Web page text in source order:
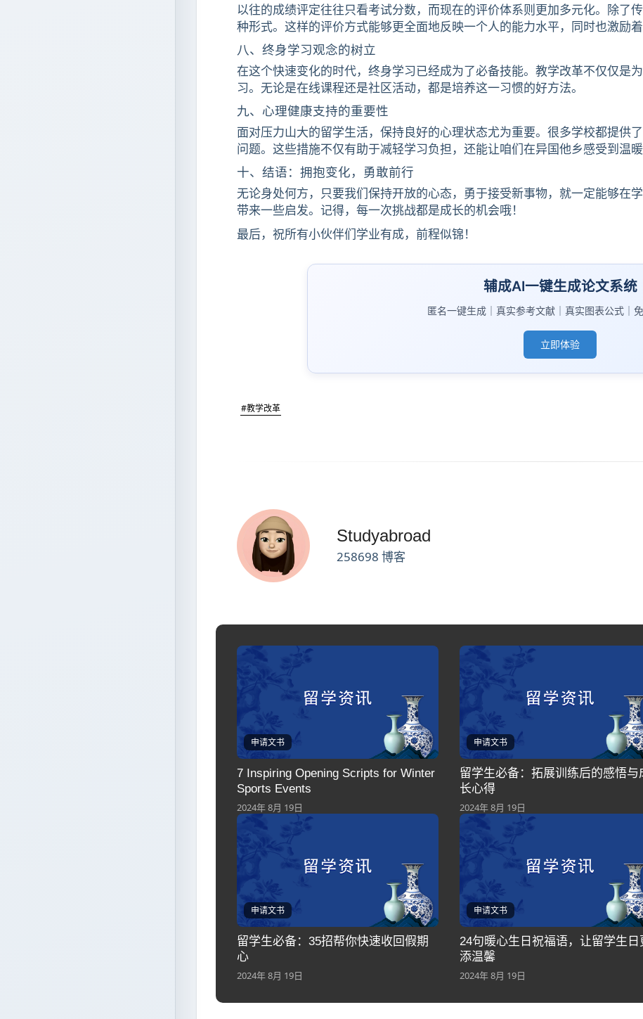
以往的成绩评定往往只看考试分数，而现在的评价体系则更加多元化。除了
种形式。这样的评价方式能够更全面地反映一个人的能力水平，同时也激励着
八、终身学习观念的树立
在这个快速变化的时代，终身学习已经成为了必备技能。教学改革不仅仅是
习。无论是在线课程还是社区活动，都是培养这一习惯的好方法。
九、心理健康支持的重要性
面对压力山大的留学生活，保持良好的心理状态尤为重要。很多学校都提供
问题。这些措施不仅有助于减轻学习负担，还能让咱们在异国他乡感受到温暖
十、结语：拥抱变化，勇敢前行
无论身处何方，只要我们保持开放的心态，勇于接受新事物，就一定能够在
带来一些启发。记得，每一次挑战都是成长的机会哦！
最后，祝所有小伙伴们学业有成，前程似锦！
辅成AI一键生成论文系统
匿名一键生成｜真实参考文献｜真实图表公式｜
立即体验
#教学改革
Studyabroad
258698 博客
申请文书
7 Inspiring Opening Scripts for Winter
Sports Events
2024年 8月 19日
申请文书
留学生必备：拓展训练后的感悟与
长心得
2024年 8月 19日
申请文书
留学生必备：35招帮你快速收回假期
心
2024年 8月 19日
申请文书
24句暖心生日祝福语，让留学生日
添温馨
2024年 8月 19日